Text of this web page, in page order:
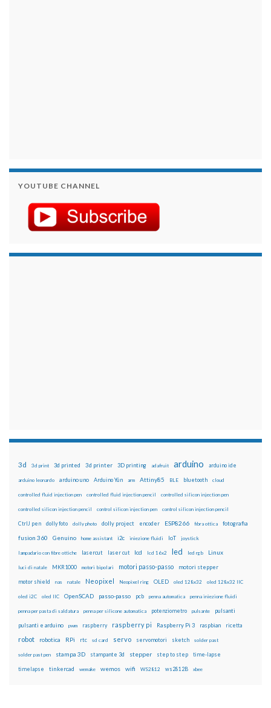
YOUTUBE CHANNEL
3d 3d print 3d printed 3d printer 3D printing adafruit arduino arduino ide
arduino leonardo arduino uno Arduino Yún arm Attiny85 BLE bluetooth cloud
controlled fluid injection pen controlled fluid injection pencil controlled silicon injection pen
controlled silicon injection pencil control silicon injection pen control silicon injection pencil
CtrlJ pen dolly foto dolly photo dolly project encoder ESP8266 fibra ottica fotografia
fusion 360 Genuino home assistant i2c iniezione fluidi IoT joystick
lampadario con fibre ottiche lasercut laser cut lcd lcd 16x2 led led rgb Linux
luci di natale MKR1000 motori bipolari motori passo-passo motori stepper
motor shield nas natale Neopixel Neopixel ring OLED oled 128x32 oled 128x32 IIC
oled i2C oled IIC OpenSCAD passo-passo pcb penna automatica penna iniezione fluidi
penna per pasta di saldatura penna per silicone automatica potenziometro pulsante pulsanti
pulsanti e arduino pwm raspberry raspberry pi Raspberry Pi 3 raspbian ricetta
robot robotica RPi rtc sd card servo servomotori sketch solder past
solder past pen stampa 3D stampante 3d stepper step to step time-lapse
timelapse tinkercad wemake wemos wifi WS2812 ws2812B xbee